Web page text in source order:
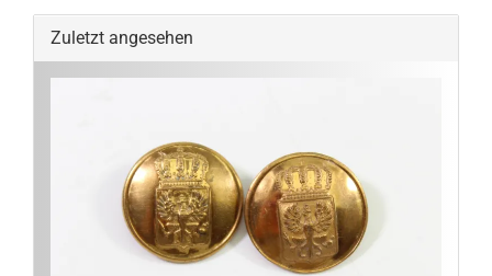
Zuletzt angesehen